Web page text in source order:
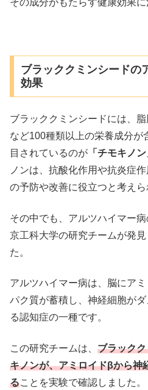
その成分がもたらす健康効果に
ブラッククミンシードの
効果
ブラッククミンシードには、
など100種類以上の栄養成分が
目されているのが 「チモキノン
ノンは、抗酸化作用や抗炎症
の予防や改善に役立つと考えら
その中でも、アルツハイマー
京工科大学の研究チームが発
た。
アルツハイマー病は、脳にア
パク質が蓄積し、神経細胞が
る認知症の一種です。
この研究チームは、 ブラック
キノンが、アミロイドβから神
ることを実験で確認しました。